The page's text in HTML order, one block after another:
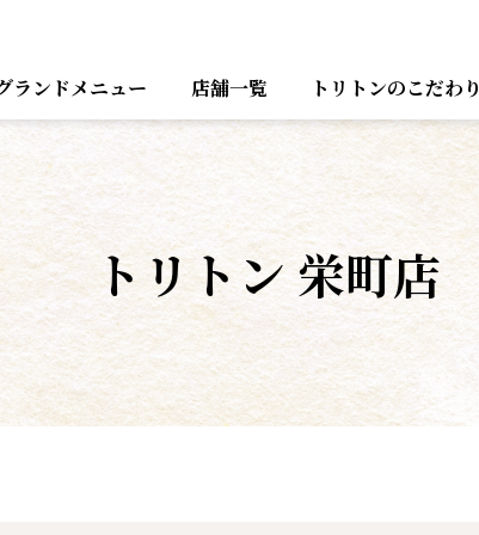
ランドメニュー 店舗一覧 トリトンのこだわり
トリトン 栄町店